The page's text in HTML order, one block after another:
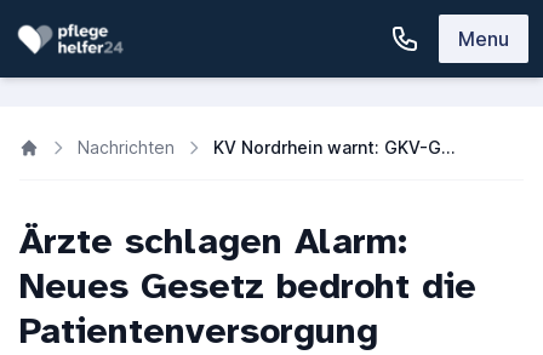
Menu
Nachrichten KV Nordrhein warnt: GKV-Gesetz gefährdet Arztpraxen & Patienten
Ärzte schlagen Alarm:
Neues Gesetz bedroht die
Patientenversorgung